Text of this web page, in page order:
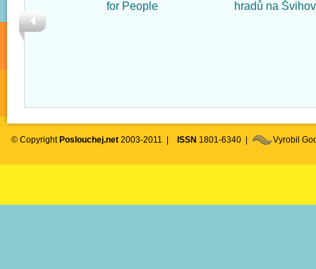
© Copyright Poslouchej.net 2003-2011 | ISSN 1801-6340 | Vyrobil